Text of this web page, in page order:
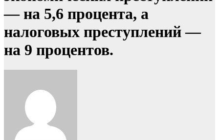
— на 5,6 процента, а
налоговых преступлений —
на 9 процентов.